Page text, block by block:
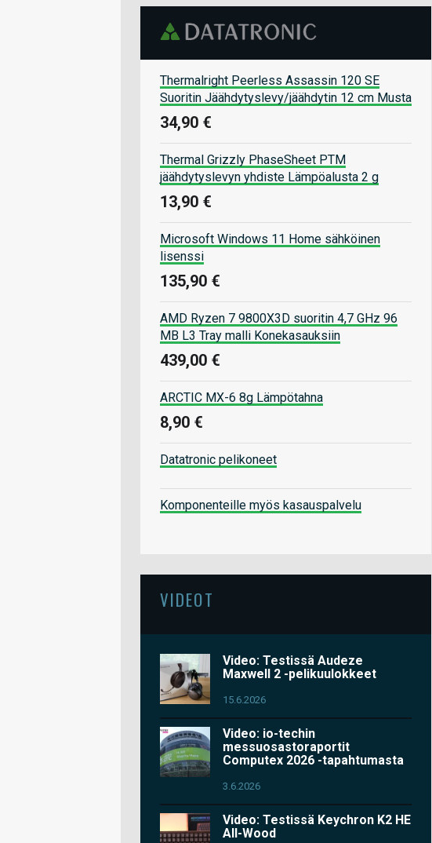
Thermalright Peerless Assassin 120 SE
Suoritin Jäähdytyslevy/jäähdytin 12 cm Musta
34,90 €
Thermal Grizzly PhaseSheet PTM
jäähdytyslevyn yhdiste Lämpöalusta 2 g
13,90 €
Microsoft Windows 11 Home sähköinen
lisenssi
135,90 €
AMD Ryzen 7 9800X3D suoritin 4,7 GHz 96
MB L3 Tray malli Konekasauksiin
439,00 €
ARCTIC MX-6 8g Lämpötahna
8,90 €
Datatronic pelikoneet
Komponenteille myös kasauspalvelu
VIDEOT
Video: Testissä Audeze
Maxwell 2 -pelikuulokkeet
15.6.2026
Video: io-techin
messuosastoraportit
Computex 2026 -tapahtumasta
3.6.2026
Video: Testissä Keychron K2 HE
All-Wood